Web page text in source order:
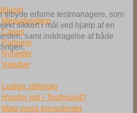
Medarbejdere
Cases
Partnere
Nyheder
Værdier
Ledige stillinger
Hvorfor job i TestHuset?
Mød vores konsulenter
tilbyde erfarne testmanagere, som
sikkert i mål ved hjælp af en
samt inddragelse af både